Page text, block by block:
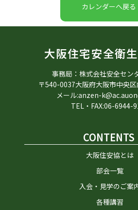
カレンダーへ戻る
大阪住宅安全衛
事務局：株式会社安全セン
〒540-0037大阪府大阪市中央
メール:anzen-
TEL・FAX:06-6944-
CONTENTS
大阪住安協とは
部会一覧
入会・見学のご案
各種講習